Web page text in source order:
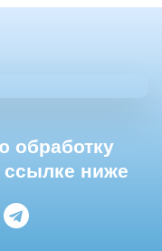
обработку
ниже